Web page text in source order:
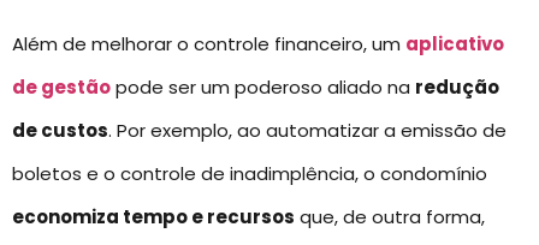
Além de melhorar o controle financeiro, um aplicativo
de gestãopode ser um poderoso aliado na redução
de custos. Por exemplo, ao automatizar a emissão de
boletos e o controle de inadimplência, o condomínio
economiza tempo e recursos que, de outra forma,